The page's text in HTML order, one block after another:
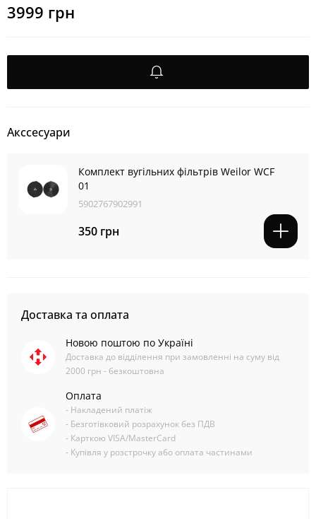
3999 грн
Акссесуари
Комплект вугільних фільтрів Weilor WCF
01
5902767902991
350 грн
Доставка та оплата
Новою поштою по Україні
Доставка до відділення при замовленні на суму від
2000 грн - безкоштовна
Оплата
- Накладений платіж
- Безготівковий розрахунок без ПДВ
- Карткою VISA/MasterCard
- Купівля у розстрочку або оплата частинами